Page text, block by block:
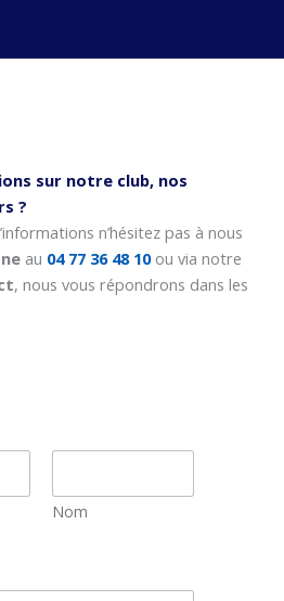
sur notre club, nos
?
n’hésitez pas à nous
au 04 77 36 48 10 ou via notre
, nous vous répondrons dans les
Nom